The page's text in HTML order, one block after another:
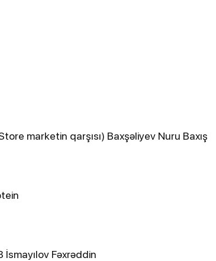
marketin qarşısı) Baxşəliyev Nuru Baxış
Fəxrəddin